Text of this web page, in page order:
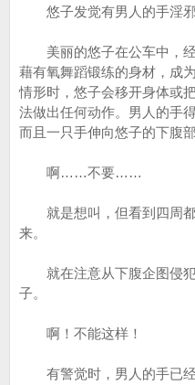
悠子发觉有男人的手淫邪
美丽的悠子在公车中，经
藉有氧舞蹈锻练的身材，成
情形时，悠子会移开身体或
法做出任何动作。男人的手
而且一只手伸向悠子的下腹部
啊……不要……
就是想叫，但看到四周都
来。
就在注意从下腹企图侵犯
子。
啊！不能这样！
有警觉时，男人的手已经